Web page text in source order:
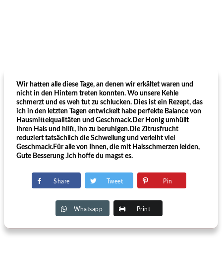
Wir hatten alle diese Tage, an denen wir erkältet waren und
nicht in den Hintern treten konnten. Wo unsere Kehle
schmerzt und es weh tut zu schlucken. Dies ist ein Rezept, das
ich in den letzten Tagen entwickelt habe perfekte Balance von
Hausmittelqualitäten und Geschmack.Der Honig umhüllt
Ihren Hals und hilft, ihn zu beruhigen.Die Zitrusfrucht
reduziert tatsächlich die Schwellung und verleiht viel
Geschmack.Für alle von Ihnen, die mit Halsschmerzen leiden,
Gute Besserung .Ich hoffe du magst es.
Share Tweet Pin
Whatsapp Print